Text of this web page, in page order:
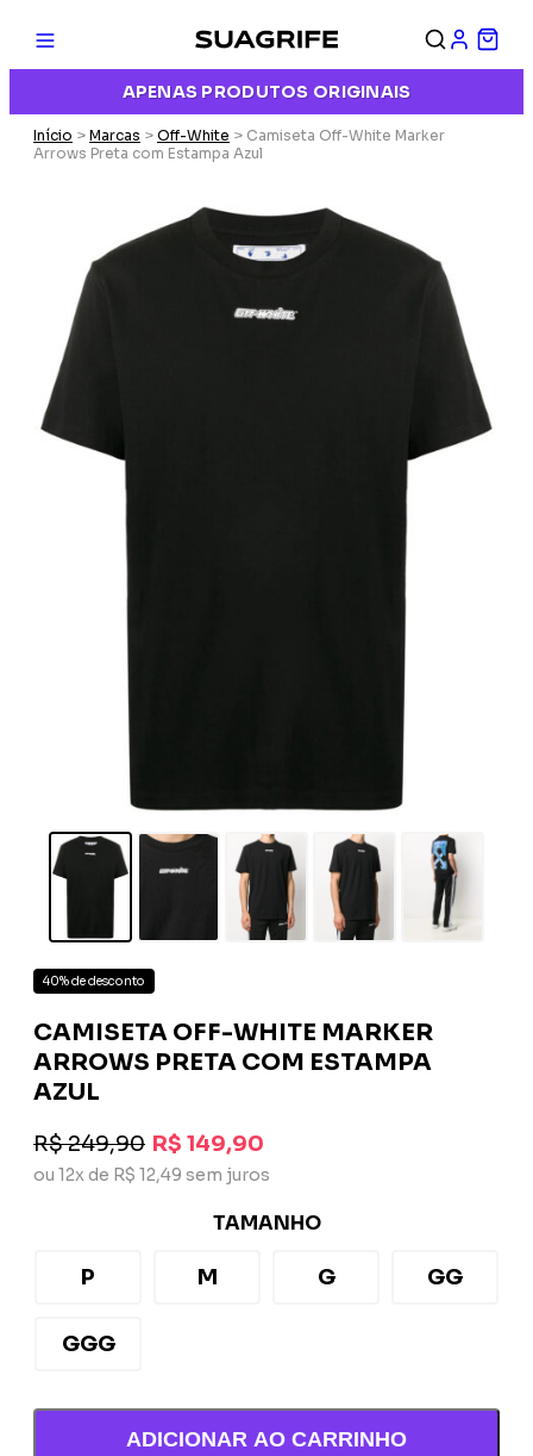
APENAS PRODUTOS ORIGINAIS
Início > Marcas > Off-White > Camiseta Off-White Marker
Arrows Preta com Estampa Azul
40% de desconto
CAMISETA OFF-WHITE MARKER
ARROWS PRETA COM ESTAMPA
AZUL
R$ 249,90 R$ 149,90
ou 12x de R$ 12,49 sem juros
TAMANHO
P M G GG
GGG
ADICIONAR AO CARRINHO